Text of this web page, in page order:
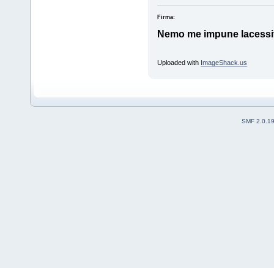
Firma:
Nemo me impune
Uploaded with ImageShack.us
SMF 2.0.19